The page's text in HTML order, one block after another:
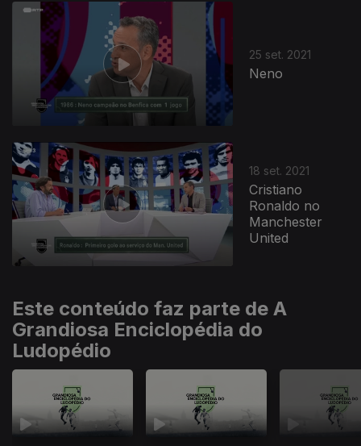
25 set. 2021
Neno
18 set. 2021
Cristiano
Ronaldo no
Manchester
United
568627
Este conteúdo faz parte de A
Grandiosa Enciclopédia do
Ludopédio